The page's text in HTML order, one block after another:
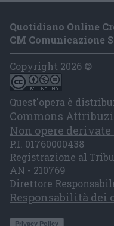
Quotidiano Online
CM Comunicazione
Copyright 2026 ©
Quest'opera è
Commons
Non opere
P.I. 01760000438
Registrazione al
AN - 210769
Direttore
Responsabilità dei